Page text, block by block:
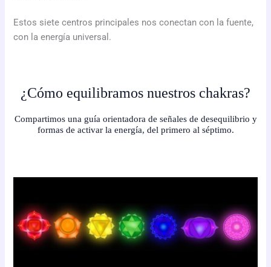
Estos siete centros principales nos conectan con la fuente,
con la energía universal.
¿Cómo equilibramos nuestros chakras?
Compartimos una guía orientadora de señales de desequilibrio y
formas de activar la energía, del primero al séptimo.